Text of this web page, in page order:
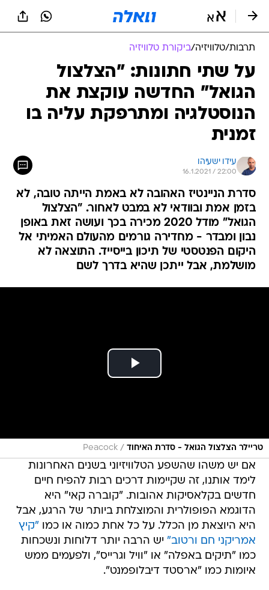
תרבות/טלוויזיה/ביקורת טלוויזיה
על שתי חתונות: "הצלצול
הגואל" החדשה עוקצת את
הנוסטלגיה ומתרפקת עליה בו
זמנית
עידו ישעיהו
16.1.2021 / 22:00
סדרת הניינטיז האהובה לא באמת הייתה טובה, לא
בזמן אמת ובוודאי לא במבט לאחור. "הצלצול
הגואל" מודל 2020 מכירה בכך ועושה זאת באופן
נבון ומבדר - מחדירה גורמים מהעולם האמיתי אל
היקום הפנטסטי של תיכון בייסייד. התוצאה לא
מושלמת, אבל ייתכן שהיא בדרך לשם
טריילר הצלצול הגואל - סדרת האיחוד /
Peacock
אם יש משהו שהשפע הטלוויזיוני בשנים האחרונות
לימד אותנו, זה שקיימות דרכים רבות להפיח חיים
חדשים בקלאסיקות אהובות. "קוברה קאי" היא
הדוגמא הפופולרית והמוצלחת ביותר של הרגע, אבל
היא היוצאת מן הכלל. על כל אחת כמוה או כמו "קיץ
אמריקני חם ורטוב" יש הרבה יותר דלוחות ונשכחות
כמו "תיקים באפלה" או "וויל וגרייס", ולפעמים ממש
איומות כמו "ארסטד דיבלופמנט".